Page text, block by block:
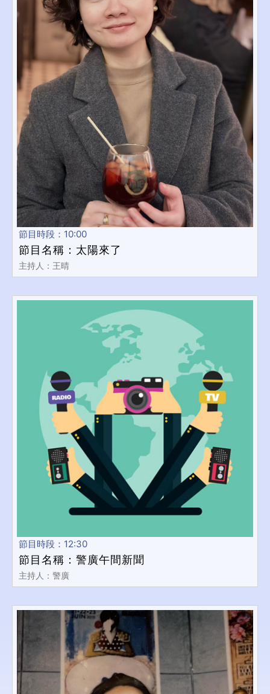
節目時段：10:00
節目名稱：太陽來了
主持人：王晴
節目時段：12:30
節目名稱：警廣午間新聞
主持人：警廣